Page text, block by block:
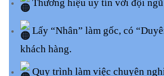
Thương hiệu uy tín với đội
Lấy “Nhân” làm gốc, có
khách hàng.
Quy trình làm việc chuyên